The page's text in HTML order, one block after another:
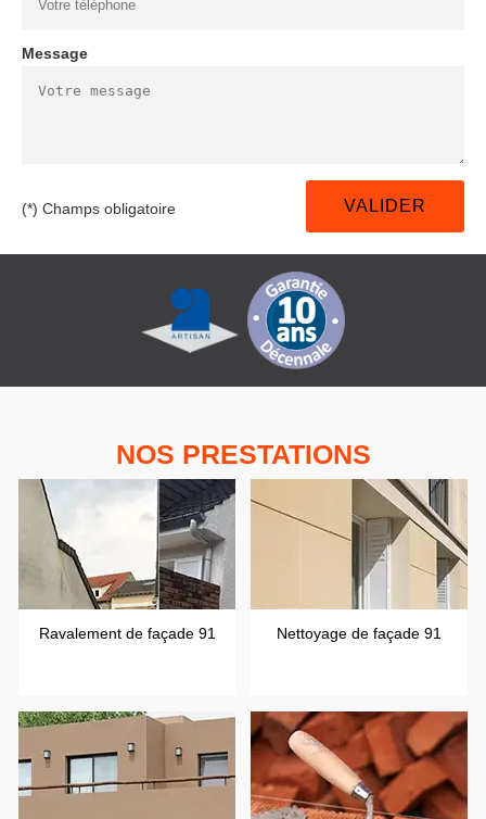
Message
(*) Champs obligatoire
NOS PRESTATIONS
Ravalement de façade 91 Nettoyage de façade 91